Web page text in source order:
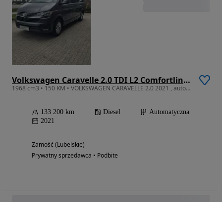
Volkswagen Caravelle 2.0 TDI L2 Comfortline DSG
1968 cm3 • 150 KM • VOLKSWAGEN CARAVELLE 2.0 2021 , automat , 9 osób, Long
133 200 km Diesel
Automatyczna
2021
Zamość (Lubelskie)
Prywatny sprzedawca • Podbite